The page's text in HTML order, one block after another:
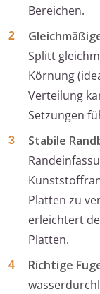
Bereichen.
Splitt
Körnung
Verteilung
Setzungen
Stabile
Platten zu
erleichtert
Platten.
Richtige